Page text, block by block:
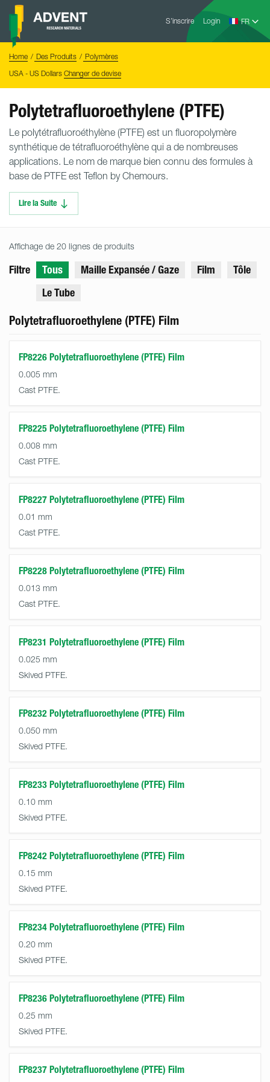
Skip
content
S’inscrire Login
Advent
Home Des Produits
Polymères
USA - US Dollars Changer de devise
Polytetrafluoroethylene (PTFE)
Le polytétrafluoroéthylène (PTFE) est un fluoropolymère
synthétique de tétrafluoroéthylène qui a de nombreuses
applications. Le nom de marque bien connu des formules à
base de PTFE est Teflon by Chemours.
Lire la Suite
Affichage de 20 lignes de produits
Filtre Tous Maille Expansée / Gaze Film
Tôle
Le Tube
Polytetrafluoroethylene (PTFE) Film
FP8226 Polytetrafluoroethylene (PTFE) Film
0.005 mm
Cast PTFE.
FP8225 Polytetrafluoroethylene (PTFE) Film
0.008 mm
Cast PTFE.
FP8227 Polytetrafluoroethylene (PTFE) Film
0.01 mm
Cast PTFE.
FP8228 Polytetrafluoroethylene (PTFE) Film
0.013 mm
Cast PTFE.
FP8231 Polytetrafluoroethylene (PTFE) Film
0.025 mm
Skived PTFE.
FP8232 Polytetrafluoroethylene (PTFE) Film
0.050 mm
Skived PTFE.
FP8233 Polytetrafluoroethylene (PTFE) Film
0.10 mm
Skived PTFE.
FP8242 Polytetrafluoroethylene (PTFE) Film
0.15 mm
Skived PTFE.
FP8234 Polytetrafluoroethylene (PTFE) Film
0.20 mm
Skived PTFE.
FP8236 Polytetrafluoroethylene (PTFE) Film
0.25 mm
Skived PTFE.
FP8237 Polytetrafluoroethylene (PTFE) Film